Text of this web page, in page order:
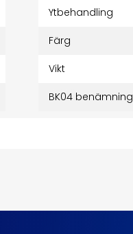
Ytbehandling
Färg
Vikt
BK04 benämning